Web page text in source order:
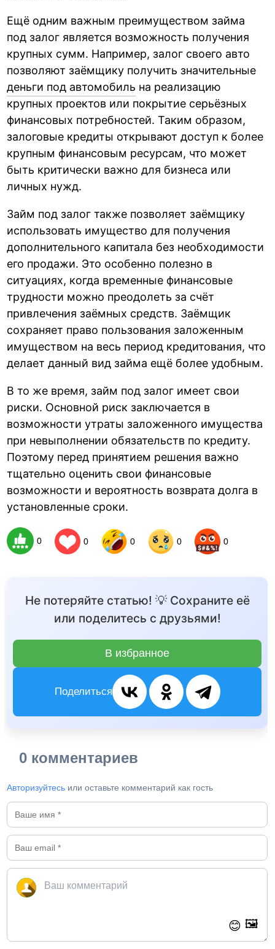
Ещё одним важным преимуществом займа
под залог является возможность получения
крупных сумм. Например, залог своего авто
позволяют заёмщику получить значительные
деньги под автомобиль на реализацию
крупных проектов или покрытие серьёзных
финансовых потребностей. Таким образом,
залоговые кредиты открывают доступ к более
крупным финансовым ресурсам, что может
быть критически важно для бизнеса или
личных нужд.
Займ под залог также позволяет заёмщику
использовать имущество для получения
дополнительного капитала без необходимости
его продажи. Это особенно полезно в
ситуациях, когда временные финансовые
трудности можно преодолеть за счёт
привлечения заёмных средств. Заёмщик
сохраняет право пользования заложенным
имуществом на весь период кредитования, что
делает данный вид займа ещё более удобным.
В то же время, займ под залог имеет свои
риски. Основной риск заключается в
возможности утраты заложенного имущества
при невыполнении обязательств по кредиту.
Поэтому перед принятием решения важно
тщательно оценить свои финансовые
возможности и вероятность возврата долга в
установленные сроки.
0 0 0 0 0
Не потеряйте статью! 💡 Сохраните её
или поделитесь с друзьями!
В избранное
Поделиться
0 комментариев
Авторизуйтесь или оставьте комментарий как гость
😊 🖼️